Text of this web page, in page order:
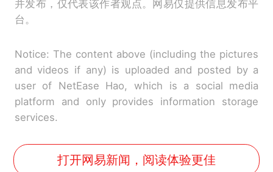
并发布，仅代表该作者观点。网易仅提供信息发布平
台。
Notice: The content above (including the pictures
and videos if any) is uploaded and posted by a
user of NetEase Hao, which is a social media
platform and only provides information storage
services.
打开网易新闻，阅读体验更佳